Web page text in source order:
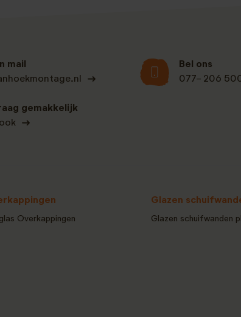
mail
Bel ons
077- 206
gemakkelijk
Overkappingen
Glazen
Glazen schuifwanden